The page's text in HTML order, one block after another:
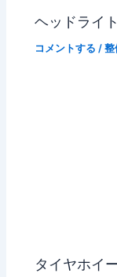
ヘッドライ
コメントする /整
タイヤホイ